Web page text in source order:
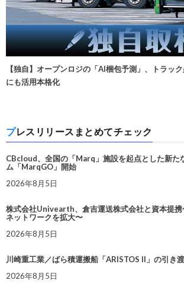
【独自】オープンロジの「AI梱包予測」、トラッ
にも活用本格化
プレスリリースまとめてチェック
CBcloud、全国の「Marq」施設を起点とした新た
ム「MarqGO」開始
2026年8月5日
株式会社Univearth、倉吉運送株式会社と資本提携
ネットワークを拡大〜
2026年8月5日
川崎重工業／ばら積運搬船「ARISTOS II」の引き
2026年8月5日